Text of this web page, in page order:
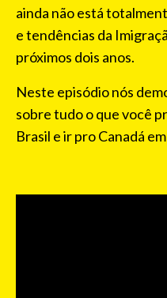
ainda não está
e tendências da
próximos dois anos.
Neste episódio nós
sobre tudo o que você
Brasil e ir pro Canadá